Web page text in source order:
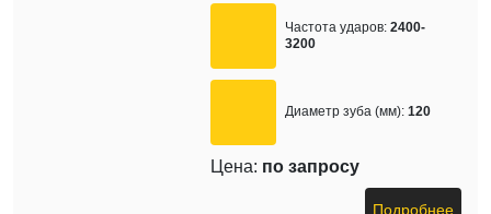
Частота ударов: 2400-
3200
Диаметр зуба (мм): 120
Цена: по запросу
Подробнее